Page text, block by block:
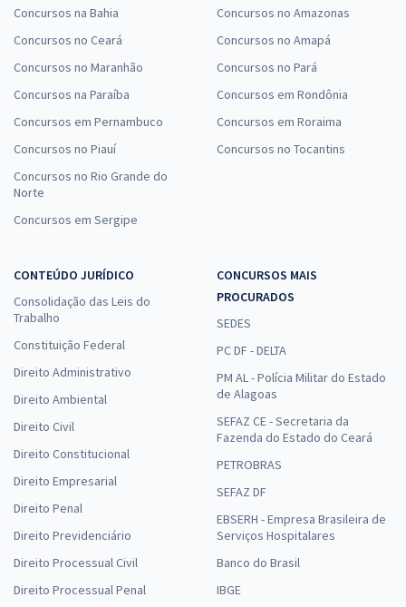
Concursos na Bahia
Concursos no Ceará
Concursos no Maranhão
Concursos na Paraíba
Concursos em Pernambuco
Concursos no Piauí
Concursos no Rio Grande do
Norte
Concursos em Sergipe
Concursos no Amazonas
Concursos no Amapá
Concursos no Pará
Concursos em Rondônia
Concursos em Roraima
Concursos no Tocantins
CONTEÚDO JURÍDICO
Consolidação das Leis do
Trabalho
Constituição Federal
Direito Administrativo
Direito Ambiental
Direito Civil
Direito Constitucional
Direito Empresarial
Direito Penal
Direito Previdenciário
Direito Processual Civil
Direito Processual Penal
CONCURSOS MAIS
PROCURADOS
SEDES
PC DF - DELTA
PM AL - Polícia Militar do Estado
de Alagoas
SEFAZ CE - Secretaria da
Fazenda do Estado do Ceará
PETROBRAS
SEFAZ DF
EBSERH - Empresa Brasileira de
Serviços Hospitalares
Banco do Brasil
IBGE